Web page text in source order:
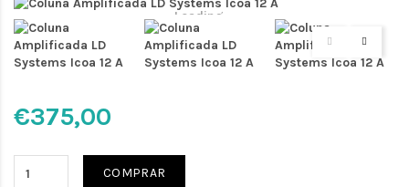
Loading...
€375,00
COMPRAR